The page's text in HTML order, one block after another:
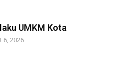
UMKM Kota
6, 2026